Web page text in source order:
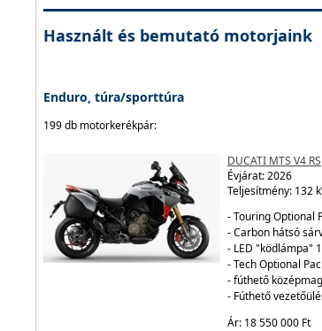
Használt és bemutató motorjaink
Enduro, túra/sporttúra
199 db motorkerékpár:
DUCATI MTS V4 RS
Évjárat:2026
Teljesítmény: 132
- Touring Optional
- Carbon hátsó
- LED "ködlámpa"
- Tech Optional
- fúthető
- Fúthető
Ár: 18 550 000 Ft